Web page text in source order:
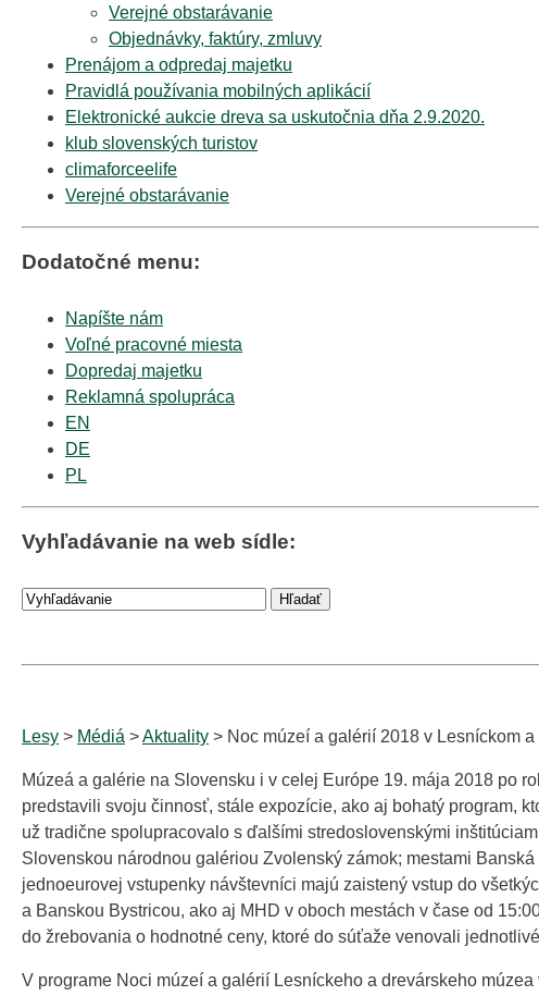
Verejné obstarávanie
Objednávky, faktúry, zmluvy
Prenájom a odpredaj majetku
Pravidlá používania mobilných aplikácií
Elektronické aukcie dreva sa uskutočnia dňa 2.9.2020.
klub slovenských turistov
climaforceelife
Verejné obstarávanie
Dodatočné menu:
Napíšte nám
Voľné pracovné miesta
Dopredaj majetku
Reklamná spolupráca
EN
DE
PL
Vyhľadávanie na web sídle:
Lesy > Médiá >Aktuality > Noc múzeí a galérií 2018 v Lesníckom
Múzeá a galérie na Slovensku i v celej Európe 19. mája 2018 po
predstavili svoju činnosť, stále expozície, ako aj bohatý program,
už tradične spolupracovalo s ďalšími stredoslovenskými
Slovenskou národnou galériou Zvolenský zámok; mestami
jednoeurovej vstupenky návštevníci majú zaistený vstup do
a Banskou Bystricou, ako aj MHD v oboch mestách v čase od
do žrebovania o hodnotné ceny, ktoré do súťaže venovali
V programe Noci múzeí a galérií Lesníckeho a drevárskeho